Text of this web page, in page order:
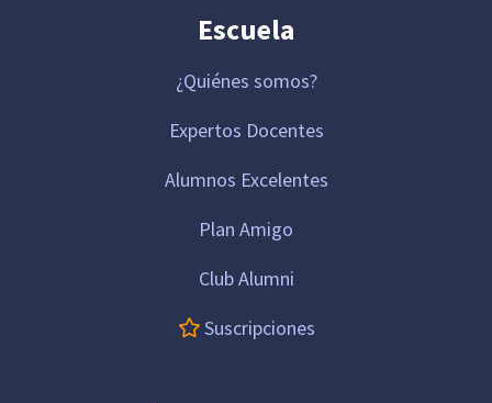
Escuela
¿Quiénes somos?
Expertos Docentes
Alumnos Excelentes
Plan Amigo
Club Alumni
Suscripciones